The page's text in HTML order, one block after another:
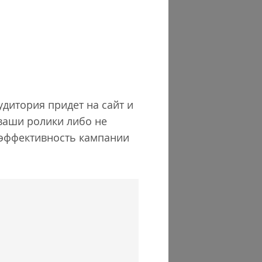
придет на сайт и
ролики либо не
кампании